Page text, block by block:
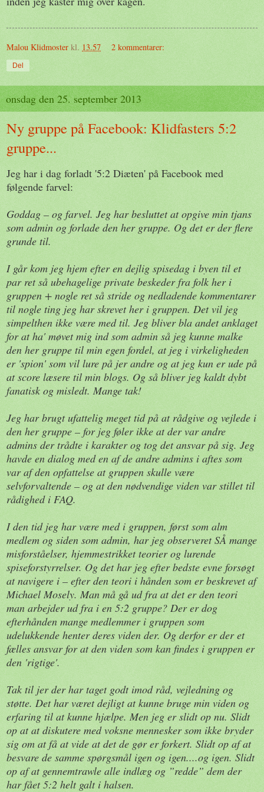
Malou Klidmoster kl. 13.57 2 kommentarer:
Del
onsdag den 25. september 2013
Ny gruppe på Facebook: Klidfasters 5:2
gruppe...
Jeg har i dag forladt '5:2 Diæten' på Facebook med
følgende farvel:
Goddag – og farvel. Jeg har besluttet at opgive min tjans
som admin og forlade den her gruppe. Og det er der flere
grunde til.
I går kom jeg hjem efter en dejlig spisedag i byen til et
par ret så ubehagelige private beskeder fra folk her i
gruppen + nogle ret så stride og nedladende kommentarer
til nogle ting jeg har skrevet her i gruppen. Det vil jeg
simpelthen ikke være med til. Jeg bliver bla andet anklaget
for at ha' møvet mig ind som admin så jeg kunne malke
den her gruppe til min egen fordel, at jeg i virkeligheden
er 'spion' som vil lure på jer andre og at jeg kun er ude på
at score læsere til min blogs. Og så bliver jeg kaldt dybt
fanatisk og misledt. Mange tak!
Jeg har brugt ufattelig meget tid på at rådgive og vejlede i
den her gruppe – for jeg føler ikke at der var andre
admins der trådte i karakter og tog det ansvar på sig. Jeg
havde en dialog med en af de andre admins i aftes som
var af den opfattelse at gruppen skulle være
selvforvaltende – og at den nødvendige viden var stillet til
rådighed i FAQ.
I den tid jeg har være med i gruppen, først som alm
medlem og siden som admin, har jeg observeret SÅ mange
misforståelser, hjemmestrikket teorier og lurende
spiseforstyrrelser. Og det har jeg efter bedste evne forsøgt
at navigere i – efter den teori i hånden som er beskrevet af
Michael Mosely. Man må gå ud fra at det er den teori
man arbejder ud fra i en 5:2 gruppe? Der er dog
efterhånden mange medlemmer i gruppen som
udelukkende henter deres viden der. Og derfor er der et
fælles ansvar for at den viden som kan findes i gruppen er
den 'rigtige'.
Tak til jer der har taget godt imod råd, vejledning og
støtte. Det har været dejligt at kunne bruge min viden og
erfaring til at kunne hjælpe. Men jeg er slidt op nu. Slidt
op at at diskutere med voksne mennesker som ikke bryder
sig om at få at vide at det de gør er forkert. Slidt op af at
besvare de samme spørgsmål igen og igen....og igen. Slidt
op af at gennemtrawle alle indlæg og ”redde” dem der
har fået 5:2 helt galt i halsen.